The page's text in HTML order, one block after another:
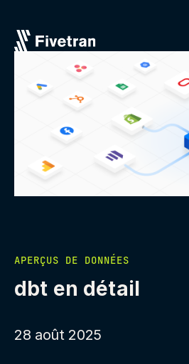
APERÇUS DE DONNÉES
dbt en détail
28 août 2025